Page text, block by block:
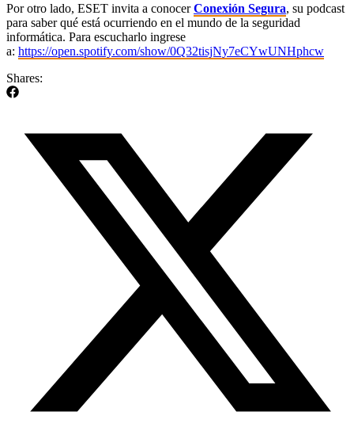
Por otro lado, ESET invita a conocerConexión Segura, su podcast
para saber qué está ocurriendo en el mundo de la seguridad
informática. Para escucharlo ingrese
a: https://open.spotify.com/show/0Q32tisjNy7eCYwUNHphcw
Shares: